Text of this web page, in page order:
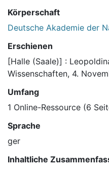
Körperschaft
Deutsche Akademie der
Erschienen
[Halle (Saale)] :
Wissenschaften, 4.
Umfang
1 Online-Ressource (6
Sprache
ger
Inhaltliche